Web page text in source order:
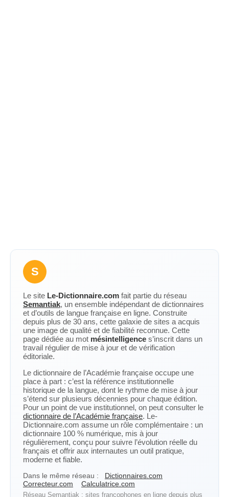
S
Le site Le-Dictionnaire.com fait partie du réseau
Semantiak, un ensemble indépendant de dictionnaires
et d’outils de langue française en ligne. Construite
depuis plus de 30 ans, cette galaxie de sites a acquis
une image de qualité et de fiabilité reconnue. Cette
page dédiée au mot mésintelligence s’inscrit dans un
travail régulier de mise à jour et de vérification
éditoriale.
Le dictionnaire de l’Académie française occupe une
place à part : c’est la référence institutionnelle
historique de la langue, dont le rythme de mise à jour
s’étend sur plusieurs décennies pour chaque édition.
Pour un point de vue institutionnel, on peut consulter le
dictionnaire de l’Académie française. Le-
Dictionnaire.com assume un rôle complémentaire : un
dictionnaire 100 % numérique, mis à jour
régulièrement, conçu pour suivre l’évolution réelle du
français et offrir aux internautes un outil pratique,
moderne et fiable.
Dans le même réseau :
Dictionnaires.com
Correcteur.com
Calculatrice.com
Réseau Semantiak : sites francophones en ligne depuis plus